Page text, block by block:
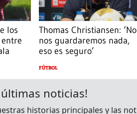
los
Thomas Christiansen: ‘No
nos guardaremos nada,
eso es seguro’
FÚTBOL